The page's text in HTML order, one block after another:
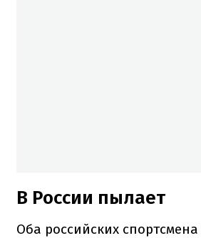
В России пылает
Оба российских